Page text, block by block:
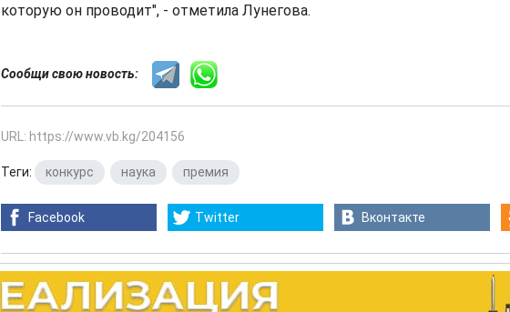
которую он проводит", - отметила Лунегова.
Сообщи свою новость:
URL: https://www.vb.kg/204156
Теги: конкурс наука премия
Facebook Twitter Вконтакте